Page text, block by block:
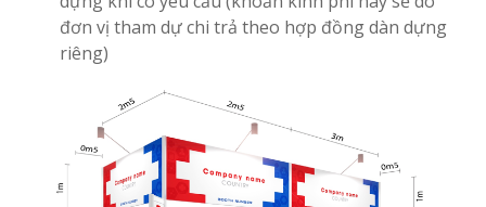
đơn vị tham dự chi trả theo hợp đồng dàn dựng
riêng)